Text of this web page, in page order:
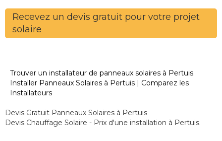
Recevez un devis gratuit pour votre projet
solaire
Trouver un installateur de panneaux solaires à Pertuis.
Installer Panneaux Solaires à Pertuis | Comparez les
Installateurs
Devis Gratuit Panneaux Solaires à Pertuis
Devis Chauffage Solaire - Prix d'une installation à Pertuis.